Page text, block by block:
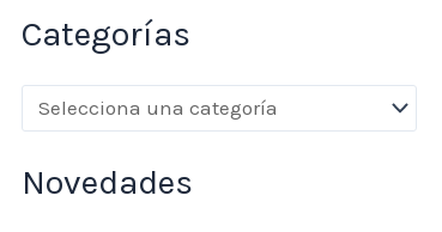
Categorías
Novedades